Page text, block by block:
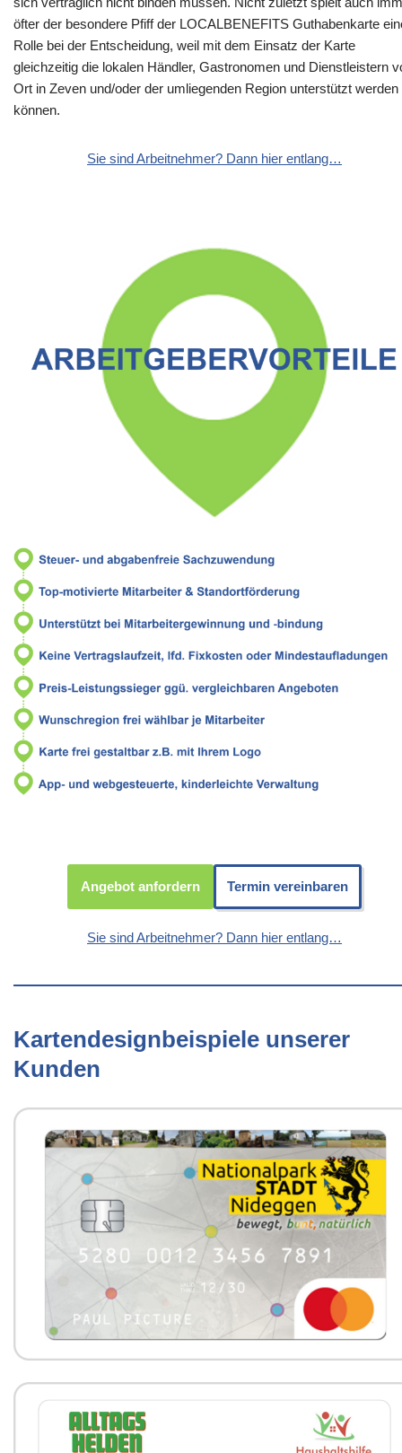
öfter der besondere Pfiff der LOCALBENEFITS Guthabenkarte
Rolle bei der Entscheidung, weil mit dem Einsatz der Karte
gleichzeitig die lokalen Händler, Gastronomen und Dienstleistern
Ort in Zeven und/oder der umliegenden Region unterstützt werden
können.
Sie sind Arbeitnehmer? Dann hier entlang…
Angebot anfordern Termin vereinbaren
Sie sind Arbeitnehmer? Dann hier entlang…
Kartendesignbeispiele unserer
Kunden